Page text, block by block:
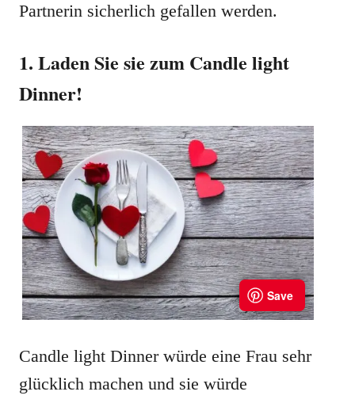
Partnerin sicherlich gefallen werden.
1. Laden Sie sie zum Candle light
Dinner!
Candle light Dinner würde eine Frau sehr
glücklich machen und sie würde